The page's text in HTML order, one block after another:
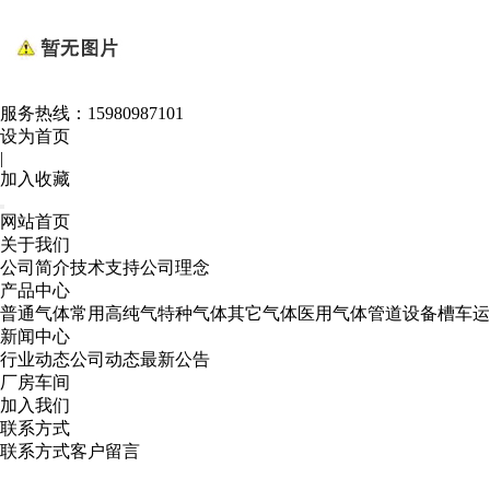
服务热线： 15980987101
设为首页
|
加入收藏
网站首页
关于我们
公司简介技术支持公司理念
产品中心
普通气体常用高纯气特种气体其它气体医用气体管道设备槽车
新闻中心
行业动态公司动态最新公告
厂房车间
加入我们
联系方式
联系方式客户留言